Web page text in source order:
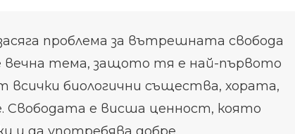
проблема за вътрешната свобода
вечна тема, защото тя е най-първото
всички биологични същества, хората,
е висша ценност, която